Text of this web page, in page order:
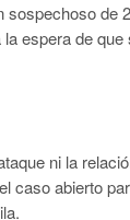
sospechoso de
espera de
ni la
caso abierto